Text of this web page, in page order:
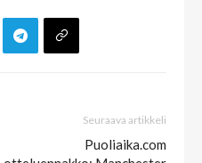
Seuraava artikkeli
Puoliaika.com